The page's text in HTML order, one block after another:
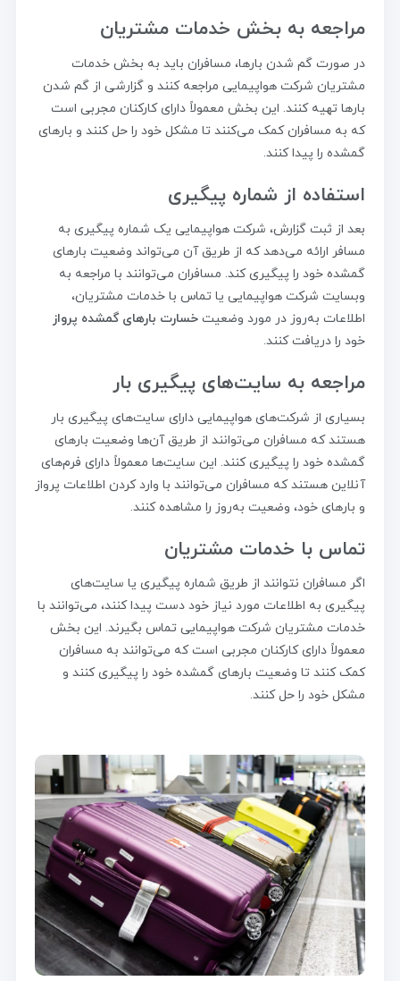
مراجعه به بخش خدمات مشتریان
در صورت گم شدن بارها، مسافران باید به بخش خدمات
مشتریان شرکت هواپیمایی مراجعه کنند و گزارشی از گم شدن
بارها تهیه کنند. این بخش معمولاً دارای کارکنان مجربی است
که به مسافران کمک می‌کنند تا مشکل خود را حل کنند و بارهای
گمشده را پیدا کنند.
استفاده از شماره پیگیری
بعد از ثبت گزارش، شرکت هواپیمایی یک شماره پیگیری به
مسافر ارائه می‌دهد که از طریق آن می‌تواند وضعیت بارهای
گمشده خود را پیگیری کند. مسافران می‌توانند با مراجعه به
وبسایت شرکت هواپیمایی یا تماس با خدمات مشتریان،
اطلاعات به‌روز در مورد وضعیت خسارت بارهای گمشده پرواز
خود را دریافت کنند.
مراجعه به سایت‌های پیگیری بار
بسیاری از شرکت‌های هواپیمایی دارای سایت‌های پیگیری بار
هستند که مسافران می‌توانند از طریق آن‌ها وضعیت بارهای
گمشده خود را پیگیری کنند. این سایت‌ها معمولاً دارای فرم‌های
آنلاین هستند که مسافران می‌توانند با وارد کردن اطلاعات پرواز
و بارهای خود، وضعیت به‌روز را مشاهده کنند.
تماس با خدمات مشتریان
اگر مسافران نتوانند از طریق شماره پیگیری یا سایت‌های
پیگیری به اطلاعات مورد نیاز خود دست پیدا کنند، می‌توانند با
خدمات مشتریان شرکت هواپیمایی تماس بگیرند. این بخش
معمولاً دارای کارکنان مجربی است که می‌توانند به مسافران
کمک کنند تا وضعیت بارهای گمشده خود را پیگیری کنند و
مشکل خود را حل کنند.